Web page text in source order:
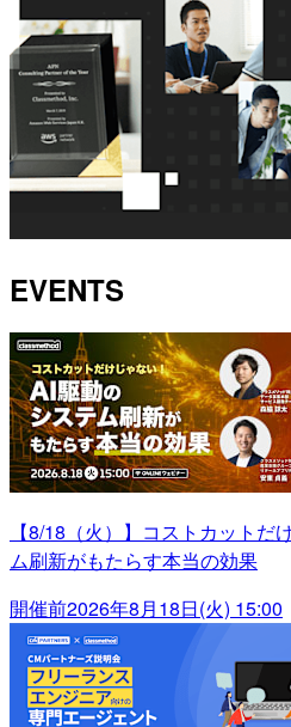
EVENTS
【8/18（火）】コストカットだ
ム刷新がもたらす本当の効果
開催前2026年8月18日(火) 15:00